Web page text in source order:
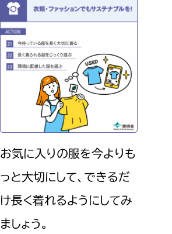
議会総務課
お気に入りの服を今よりも
っと大切にして、できるだ
け長く着れるようにしてみ
ましょう。